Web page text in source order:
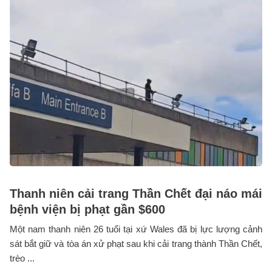
Thanh niên cải trang Thần Chết đại náo mái
bệnh viện bị phạt gần $600
Một nam thanh niên 26 tuổi tại xứ Wales đã bị lực lượng cảnh
sát bắt giữ và tòa án xử phạt sau khi cải trang thành Thần Chết,
trèo ...